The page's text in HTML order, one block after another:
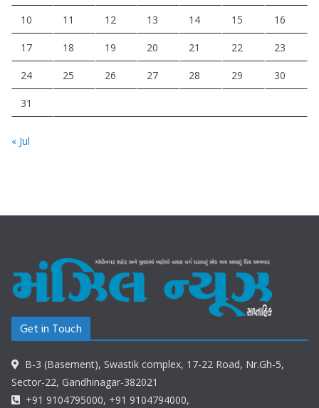
10 11 12 13 14 15 16
17 18 19 20 21 22 23
24 25 26 27 28 29 30
31
« Jul
Get in Touch
B-3 (Basement), Swastik complex, 17-22 Road, Nr.Gh-5,
Sector-22, Gandhinagar-382021
+91 9104795000, +91 9104794000,